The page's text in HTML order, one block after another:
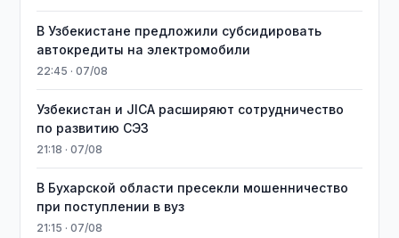
В Узбекистане предложили субсидировать
автокредиты на электромобили
22:45 · 07/08
Узбекистан и JICA расширяют сотрудничество
по развитию СЭЗ
21:18 · 07/08
В Бухарской области пресекли мошенничество
при поступлении в вуз
21:15 · 07/08